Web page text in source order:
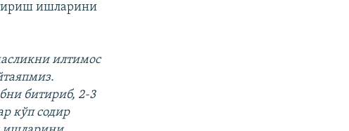
ишларини
илтимос
битириб, 2-3
кўп содир